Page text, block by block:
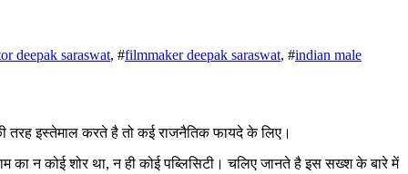
deepak saraswat, #filmmaker deepak saraswat, #indian male
इस्तेमाल करते है तो कई राजनैतिक फायदे के लिए।
न कोई शोर था, न ही कोई पब्लिसिटी। चलिए जानते है इस सख्श के बारे में